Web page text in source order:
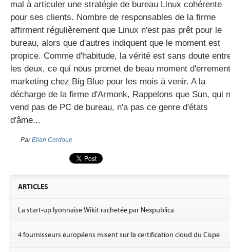
mal à articuler une stratégie de bureau Linux cohérente
pour ses clients. Nombre de responsables de la firme
affirment régulièrement que Linux n'est pas prêt pour le
bureau, alors que d'autres indiquent que le moment est
propice. Comme d'habitude, la vérité est sans doute
les deux, ce qui nous promet de beau moment
marketing chez Big Blue pour les mois à venir. A la
décharge de la firme d'Armonk, Rappelons que Sun, qui
vend pas de PC de bureau, n'a pas ce genre d'états
d'âme...
ParElian Cordoue
ARTICLES
La start-up lyonnaise Wikit rachetée par Nexpublica
4 fournisseurs européens misent sur la certification cloud du Cispe